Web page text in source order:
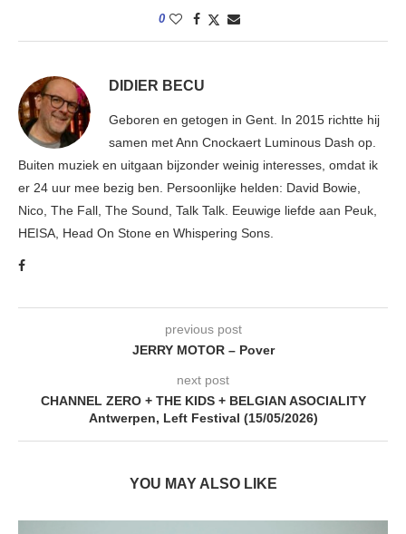
0
DIDIER BECU
Geboren en getogen in Gent. In 2015 richtte hij
samen met Ann Cnockaert Luminous Dash op.
Buiten muziek en uitgaan bijzonder weinig interesses, omdat ik
er 24 uur mee bezig ben. Persoonlijke helden: David Bowie,
Nico, The Fall, The Sound, Talk Talk. Eeuwige liefde aan Peuk,
HEISA, Head On Stone en Whispering Sons.
previous post
JERRY MOTOR – Pover
next post
CHANNEL ZERO + THE KIDS + BELGIAN ASOCIALITY
Antwerpen, Left Festival (15/05/2026)
YOU MAY ALSO LIKE